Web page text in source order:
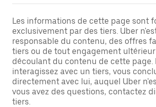
Les informations de cette page sont
exclusivement par des tiers. Uber
responsable du contenu, des offres
tiers ou de tout engagement
découlant du contenu de cette page.
interagissez avec un tiers, vous
directement avec lui, auquel Uber
vous avez des questions, contactez
tiers.